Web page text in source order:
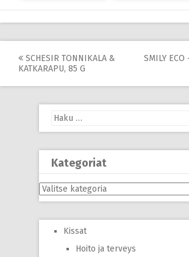
Post
navigation
SCHESIR TONNIKALA &
KATKARAPU, 85 G
SMILY ECO
Haku:
Kategoriat
Kategoriat
Kissat
Hoito ja terveys